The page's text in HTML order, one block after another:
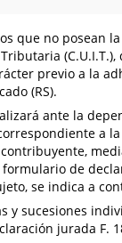
que no posean
(C.U.I.T.),
previo a la
(RS).
ante la
a
de
se indica a
y sucesiones
jurada F.